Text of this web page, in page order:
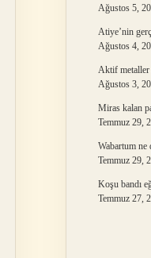
Ağustos 5,
Atiye’nin
Ağustos 4,
Aktif metaller
Ağustos 3,
Miras kalan
Temmuz 29,
Wabartum ne
Temmuz 29,
Koşu bandı
Temmuz 27,